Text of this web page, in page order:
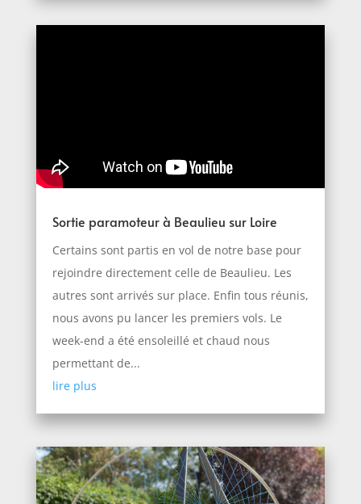
Sortie paramoteur à Beaulieu sur Loire
Certains sont partis en vol de notre base pour
rejoindre directement celle de Beaulieu. Les
autres sont arrivés sur place. Enfin tous réunis,
nous avons pu lancer les premiers vols. Le
week-end a été ensoleillé et chaud nous
permettant de...
lire plus